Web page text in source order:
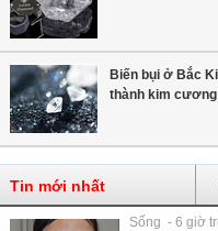
Biến bụi ở Bắc
thành kim
Tin mới nhất
Sống - 6 giờ